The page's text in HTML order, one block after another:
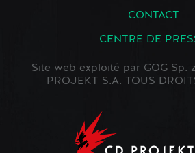
CONTACT
CENTRE DE
Site web exploité par GOG Sp.
PROJEKT S.A. TOUS